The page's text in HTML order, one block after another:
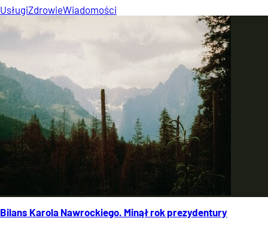
UsługiZdrowieWiadomości
Bilans Karola Nawrockiego. Minął rok prezydentury